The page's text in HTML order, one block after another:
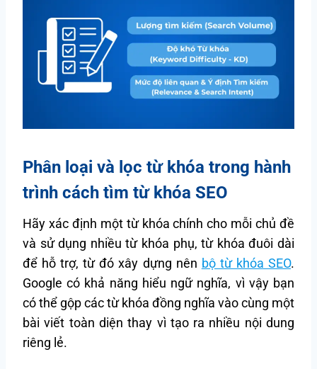
Phân loại và lọc từ khóa trong hành
trình cách tìm từ khóa SEO
Hãy xác định một từ khóa chính cho mỗi chủ đề
và sử dụng nhiều từ khóa phụ, từ khóa đuôi dài
để hỗ trợ, từ đó xây dựng nên bộ từ khóa SEO.
Google có khả năng hiểu ngữ nghĩa, vì vậy bạn
có thể gộp các từ khóa đồng nghĩa vào cùng một
bài viết toàn diện thay vì tạo ra nhiều nội dung
riêng lẻ.